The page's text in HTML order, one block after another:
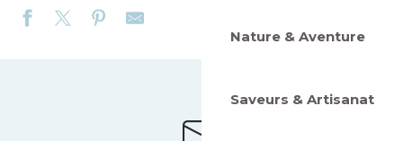
Nature & Aventure
Saveurs & Artisanat